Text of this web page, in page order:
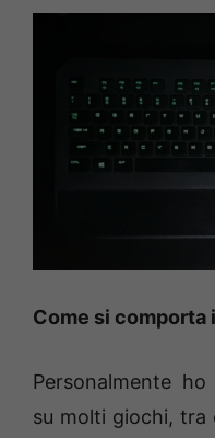
Come si comporta
Personalmente
su molti giochi, tra